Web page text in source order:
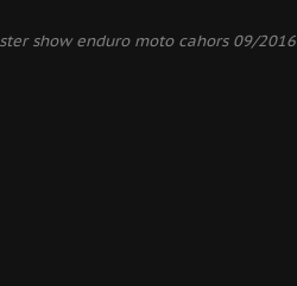
show enduro moto cahors 09/2016